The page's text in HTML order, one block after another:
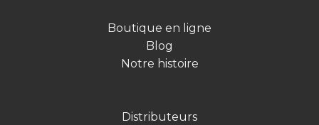
Boutique en ligne
Blog
Notre histoire
Distributeurs